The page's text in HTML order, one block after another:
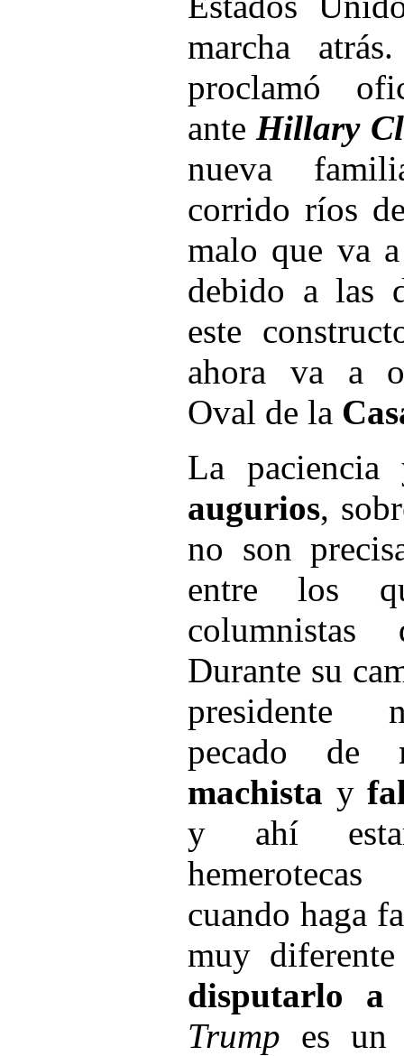
marcha
proclamó
anteHillary
nueva
corrido ríos
malo que va
debido a las
este
ahora va a
Oval de la
La
augurios,
no son
entre los
Durante su
presidente
pecado de
machista y
y ahí
cuando haga
muy
disputarlo a
Trump es un